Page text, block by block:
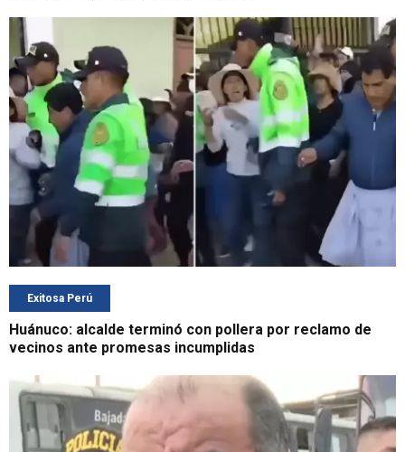
Exitosa Perú
Huánuco: alcalde terminó con pollera por reclamo de
vecinos ante promesas incumplidas